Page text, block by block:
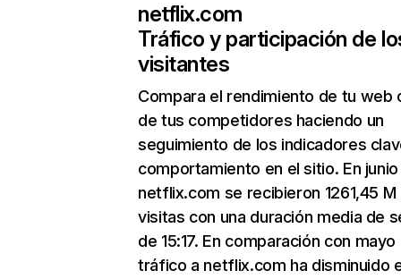
netflix.com
Tráfico y participación de
visitantes
Compara el rendimiento de tu web
de tus competidores haciendo un
seguimiento de los indicadores
comportamiento en el sitio. En junio
netflix.com se recibieron 1261,45 M
visitas con una duración media de
de 15:17. En comparación con mayo
tráfico a netflix.com ha disminuido